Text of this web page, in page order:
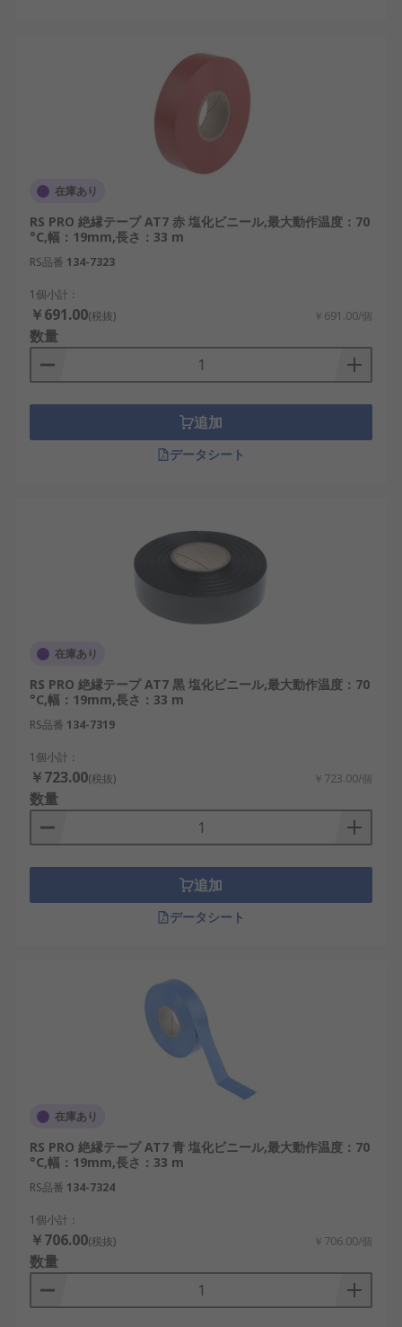
在庫あり
RS PRO 絶縁テープ AT7 赤 塩化ビニール,最大動作温度：70
°C,幅：19mm,長さ：33 m
RS品番 134-7323
1個小計：
￥691.00(税抜) ￥691.00/個
数量
追加
データシート
在庫あり
RS PRO 絶縁テープ AT7 黒 塩化ビニール,最大動作温度：70
°C,幅：19mm,長さ：33 m
RS品番 134-7319
1個小計：
￥723.00(税抜) ￥723.00/個
数量
追加
データシート
在庫あり
RS PRO 絶縁テープ AT7 青 塩化ビニール,最大動作温度：70
°C,幅：19mm,長さ：33 m
RS品番 134-7324
1個小計：
￥706.00(税抜) ￥706.00/個
数量